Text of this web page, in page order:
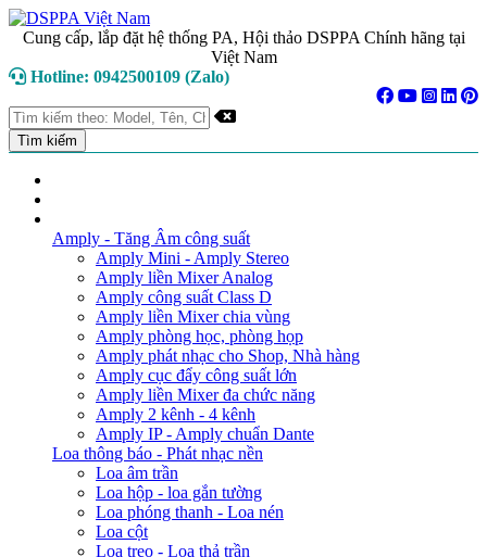
Cung cấp, lắp đặt hệ thống PA, Hội thảo DSPPA Chính hãng tại
Việt Nam
Hotline: 0942500109 (Zalo)
Amply - Tăng Âm công suất
Amply Mini - Amply Stereo
Amply liền Mixer Analog
Amply công suất Class D
Amply liền Mixer chia vùng
Amply phòng học, phòng họp
Amply phát nhạc cho Shop, Nhà hàng
Amply cục đẩy công suất lớn
Amply liền Mixer đa chức năng
Amply 2 kênh - 4 kênh
Amply IP - Amply chuẩn Dante
Loa thông báo - Phát nhạc nền
Loa âm trần
Loa hộp - loa gắn tường
Loa phóng thanh - Loa nén
Loa cột
Loa treo - Loa thả trần